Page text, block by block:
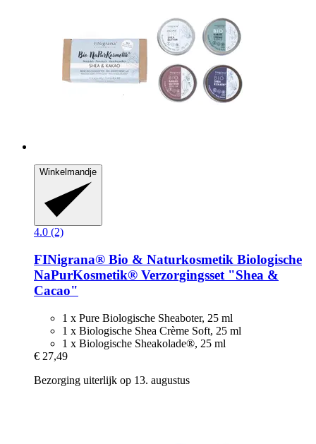
Winkelmandje
4.0 (2)
FINigrana® Bio & Naturkosmetik Biologische
NaPurKosmetik® Verzorgingsset "Shea &
Cacao"
1 x Pure Biologische Sheaboter, 25 ml
1 x Biologische Shea Crème Soft, 25 ml
1 x Biologische Sheakolade®, 25 ml
€ 27,49
Bezorging uiterlijk op 13. augustus